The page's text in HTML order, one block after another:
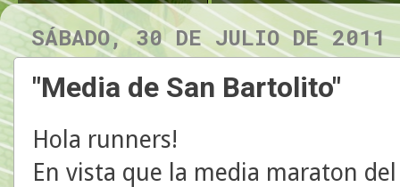
SÁBADO, 30 DE JULIO DE 2011
"Media de San Bartolito"
Hola runners!
En vista que la media maraton